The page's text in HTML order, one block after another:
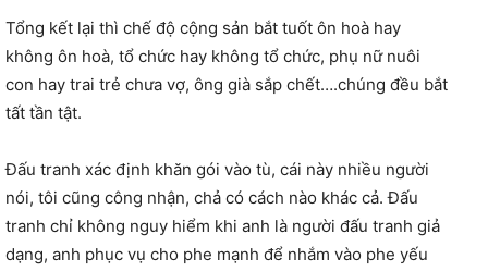
Tổng kết lại thì chế độ cộng sản bắt tuốt ôn hoà hay
không ôn hoà, tổ chức hay không tổ chức, phụ nữ nuôi
con hay trai trẻ chưa vợ, ông già sắp chết….chúng đều bắt
tất tần tật.
Đấu tranh xác định khăn gói vào tù, cái này nhiều người
nói, tôi cũng công nhận, chả có cách nào khác cả. Đấu
tranh chỉ không nguy hiểm khi anh là người đấu tranh giả
dạng, anh phục vụ cho phe mạnh để nhắm vào phe yếu